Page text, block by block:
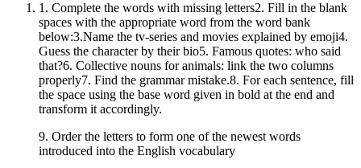
1. Complete the words with missing letters2. Fill in the blank
spaces with the appropriate word from the word bank
below:3.Name the tv-series and movies explained by emoji4.
Guess the character by their bio5. Famous quotes: who said
that?6. Collective nouns for animals: link the two columns
properly7. Find the grammar mistake.8. For each sentence, fill
the space using the base word given in bold at the end and
transform it accordingly.
9. Order the letters to form one of the newest words
introduced into the English vocabulary